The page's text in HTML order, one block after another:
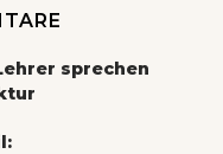
sprechen